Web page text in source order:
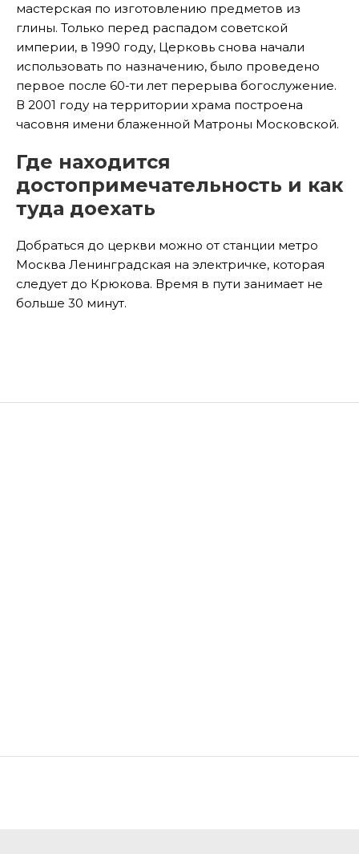
мастерская по изготовлению предметов из
глины. Только перед распадом советской
империи, в 1990 году, Церковь снова начали
использовать по назначению, было проведено
первое после 60-ти лет перерыва богослужение.
В 2001 году на территории храма построена
часовня имени блаженной Матроны Московской.
Где находится
достопримечательность и как
туда доехать
Добраться до церкви можно от станции метро
Москва Ленинградская на электричке, которая
следует до Крюкова. Время в пути занимает не
больше 30 минут.